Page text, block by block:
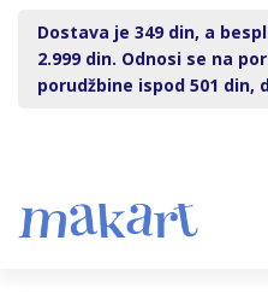
Dostava je 349 din, a
2.999 din. Odnosi se na
porudžbine ispod 501 din,